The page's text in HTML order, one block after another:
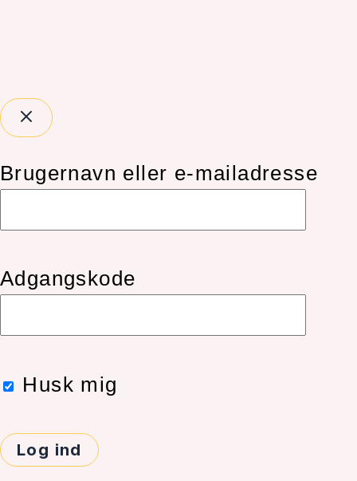
Brugernavn eller e-mailadresse
Adgangskode
Husk mig